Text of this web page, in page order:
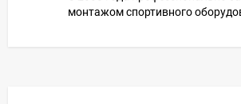
монтажом спортивного